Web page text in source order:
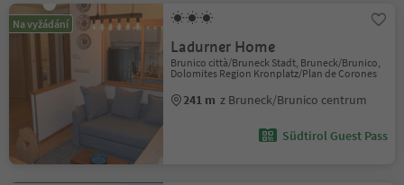
Na vyžádání
Ladurner Home
Brunico città/Bruneck Stadt, Bruneck/Brunico,
Dolomites Region Kronplatz/Plan de Corones
241 m z Bruneck/Brunico centrum
Südtirol Guest Pass